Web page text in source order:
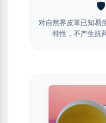
🛡️
对自然界皮革已知易
特性，不产生抗